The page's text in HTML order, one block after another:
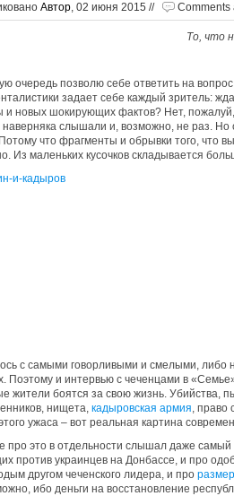
Автор, 02 июня 2015 // Comments
То, что
очередь позволю себе ответить на
задает себе каждый зритель:
и новых шокирующих фактов? Нет,
слышали и, возможно, не раз. Но
что фрагменты и обрывки того, что
Из маленьких кусочков складывается
с самыми говорливыми и смелыми, либо
Поэтому и интервью с чеченцами в
жители боятся за свою жизнь. Убийства,
нищета, кадыровская армия, право
ужаса – вот реальная картина
про это в отдельности слышал даже
против украинцев на Донбассе, и про
другом чеченского лидера, и про
ибо деньги на восстановление